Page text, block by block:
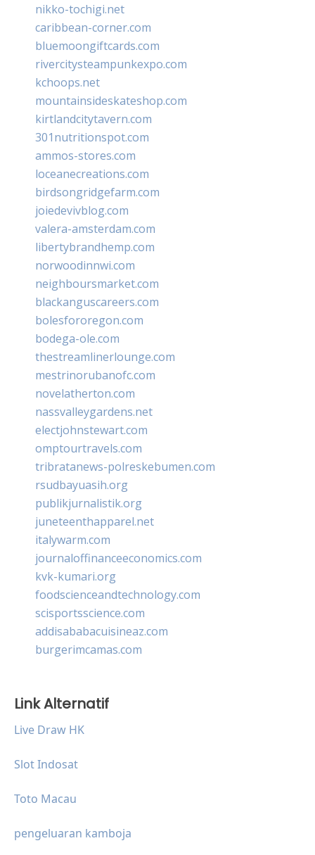
nikko-tochigi.net
caribbean-corner.com
bluemoongiftcards.com
rivercitysteampunkexpo.com
kchoops.net
mountainsideskateshop.com
kirtlandcitytavern.com
301nutritionspot.com
ammos-stores.com
loceanecreations.com
birdsongridgefarm.com
joiedevivblog.com
valera-amsterdam.com
libertybrandhemp.com
norwoodinnwi.com
neighboursmarket.com
blackanguscareers.com
bolesfororegon.com
bodega-ole.com
thestreamlinerlounge.com
mestrinorubanofc.com
novelatherton.com
nassvalleygardens.net
electjohnstewart.com
omptourtravels.com
tribratanews-polreskebumen.com
rsudbayuasih.org
publikjurnalistik.org
juneteenthapparel.net
italywarm.com
journaloffinanceeconomics.com
kvk-kumari.org
foodscienceandtechnology.com
scisportsscience.com
addisababacuisineaz.com
burgerimcamas.com
Link Alternatif
Live Draw HK
Slot Indosat
Toto Macau
pengeluaran kamboja